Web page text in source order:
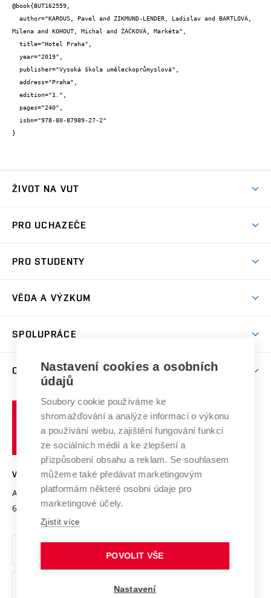
@book{BUT162559,
Milena and KOHOUT, Michal and ŽÁČKOVÁ, Markéta",
}
ŽIVOT NA VUT
Koleje
Sport na VUT
PRO UCHAZEČE
Dny otevřených dveří
Celoživotní vzdělávání
E-přihláška
PRO STUDENTY
Harmonogram akademického roku
Závěrečné práce
Doktorské studium
Zpracování osobních údajů studentů
Sociální bezpečí
Studium bez bariér
Podpora podnikání
VĚDA A VÝZKUM
Mezinárodní vědecká rada
Systém zajišťování kvality výzkumu
Výzkumné infrastruktury
Transfer znalostí
Open Science
Projekty
Projekty ze strukturálních fondů
Specifický výzkum
SPOLUPRÁCE
Firemní spolupráce
Zahraniční spolupráce
Spolupráce se školami
Mezinárodní dohody
Univerzitní sítě
O UNIVERZITĚ
Profil univerzity
Udržitelná univerzita
Podnikavá univerzita / ContriBUTe
Bezpečná univerzita
Vyznamenání
Organizační struktura
Ochrana osobních údajů
učení
technické
Brně
VYSOKÉ UČENÍ TECHNICKÉ V BRNĚ
Antonínská 548/1
602 00 Brno
www.vut.cz
vut@vutbr.cz
Nastavení cookies a osobních
údajů
Soubory cookie používáme ke
shromažďování a analýze informací o výkonu
a používání webu, zajištění fungování funkcí
ze sociálních médií a ke zlepšení a
přizpůsobení obsahu a reklam. Se souhlasem
můžeme také předávat marketingovým
platformám některé osobní údaje pro
marketingové účely.
Zjistit více
POVOLIT VŠE
Nastavení